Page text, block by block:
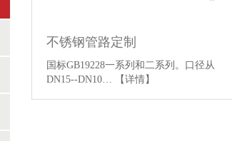
不锈钢管路定制
国标GB19228一系列和二系列。口径从
DN15--DN10…
【详情】